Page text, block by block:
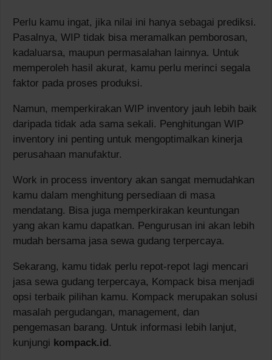
Perlu kamu ingat, jika nilai ini hanya sebagai prediksi.
Pasalnya, WIP tidak bisa meramalkan pemborosan,
kadaluarsa, maupun permasalahan lainnya. Untuk
memperoleh hasil akurat, kamu perlu merinci segala
faktor pada proses produksi.
Namun, memperkirakan WIP inventory jauh lebih baik
daripada tidak ada sama sekali. Penghitungan WIP
inventory ini penting untuk mengoptimalkan kinerja
perusahaan manufaktur.
Work in process inventory akan sangat memudahkan
kamu dalam menghitung persediaan di masa
mendatang. Bisa juga memperkirakan keuntungan
yang akan kamu dapatkan. Pengurusan ini akan lebih
mudah bersama jasa sewa gudang terpercaya.
Sekarang, kamu tidak perlu repot-repot lagi mencari
jasa sewa gudang terpercaya, Kompack bisa menjadi
opsi terbaik pilihan kamu. Kompack merupakan solusi
masalah pergudangan, management, dan
pengemasan barang. Untuk informasi lebih lanjut,
kunjungi kompack.id.